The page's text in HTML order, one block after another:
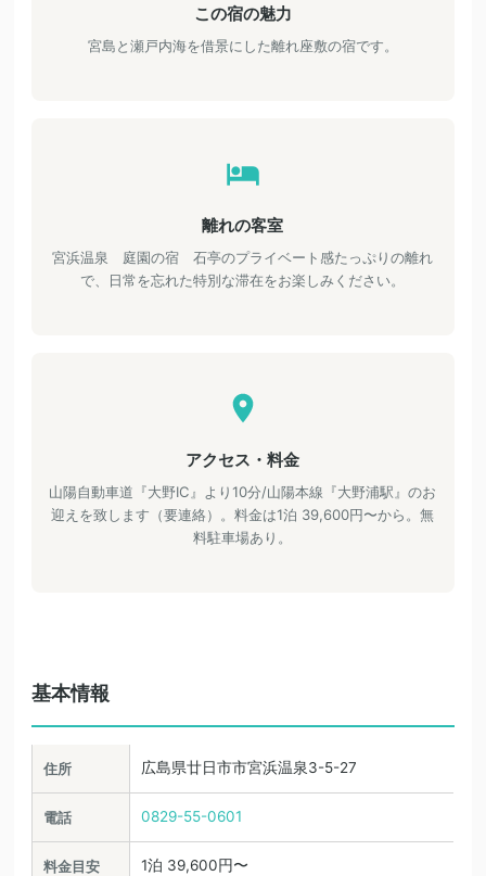
この宿の魅力
宮島と瀬戸内海を借景にした離れ座敷の宿です。
離れの客室
宮浜温泉 庭園の宿 石亭のプライベート感たっぷりの離れ
で、日常を忘れた特別な滞在をお楽しみください。
アクセス・料金
山陽自動車道『大野IC』より10分/山陽本線『大野浦駅』のお
迎えを致します（要連絡）。料金は1泊 39,600円〜から。無
料駐車場あり。
基本情報
住所 広島県廿日市市宮浜温泉3-5-27
電話 0829-55-0601
料金目安 1泊 39,600円〜